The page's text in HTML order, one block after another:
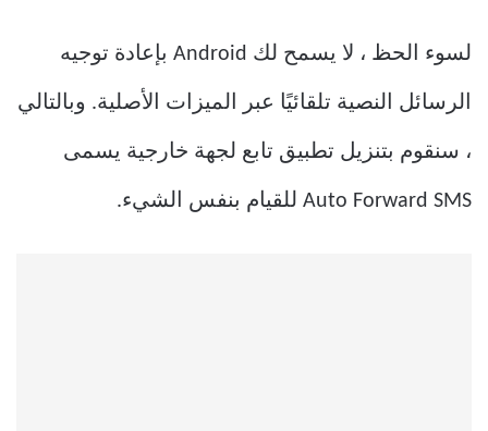
لسوء الحظ ، لا يسمح لك Android بإعادة توجيه
الرسائل النصية تلقائيًا عبر الميزات الأصلية. وبالتالي
، سنقوم بتنزيل تطبيق تابع لجهة خارجية يسمى
Auto Forward SMS للقيام بنفس الشيء.